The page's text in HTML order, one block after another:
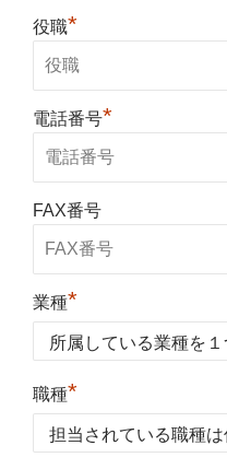
役職*
電話番号*
FAX番号
業種*
職種*